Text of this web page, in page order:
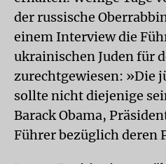
der russische
einem Interview die
ukrainischen Juden für
zurechtgewiesen: »Die
sollte nicht diejenige
Barack Obama,
Führer bezüglich deren